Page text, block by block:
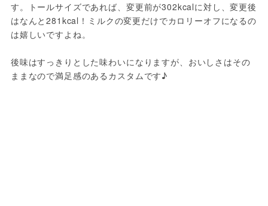
す。トールサイズであれば、変更前が302kcalに対し、変更後
はなんと281kcal！ミルクの変更だけでカロリーオフになるの
は嬉しいですよね。
後味はすっきりとした味わいになりますが、おいしさはその
ままなので満足感のあるカスタムです♪